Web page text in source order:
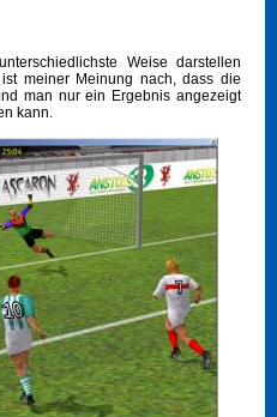
Weise darstellen
meiner Meinung nach, dass die
man nur ein Ergebnis angezeigt
kann.